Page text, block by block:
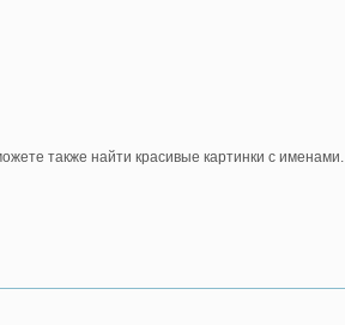
также найти красивые картинки с именами.